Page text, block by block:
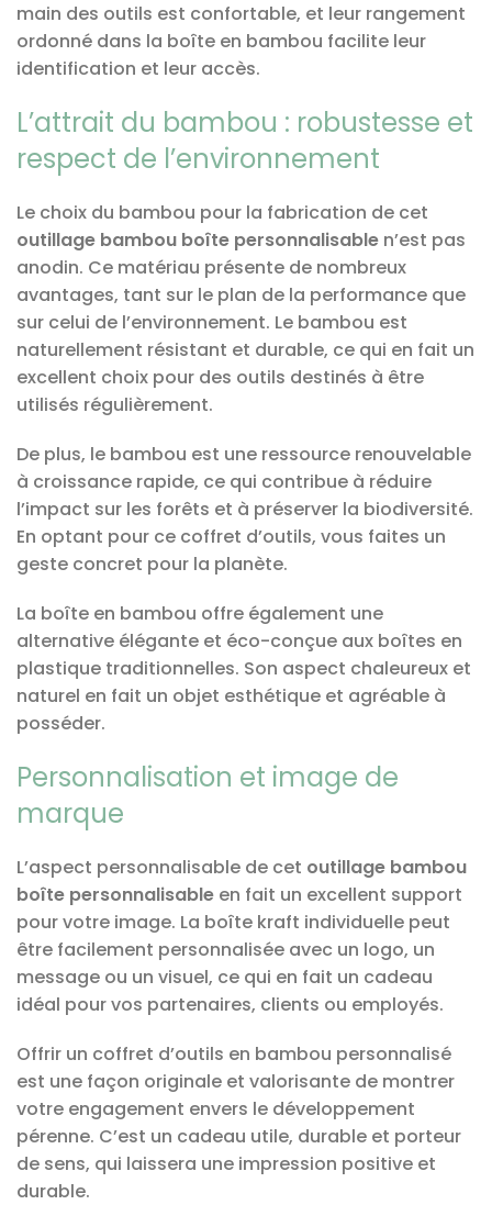
main des outils est confortable, et leur rangement
ordonné dans la boîte en bambou facilite leur
identification et leur accès.
L’attrait du bambou : robustesse et
respect de l’environnement
Le choix du bambou pour la fabrication de cet
outillage bambou boîte personnalisable n’est pas
anodin. Ce matériau présente de nombreux
avantages, tant sur le plan de la performance que
sur celui de l’environnement. Le bambou est
naturellement résistant et durable, ce qui en fait un
excellent choix pour des outils destinés à être
utilisés régulièrement.
De plus, le bambou est une ressource renouvelable
à croissance rapide, ce qui contribue à réduire
l’impact sur les forêts et à préserver la biodiversité.
En optant pour ce coffret d’outils, vous faites un
geste concret pour la planète.
La boîte en bambou offre également une
alternative élégante et éco-conçue aux boîtes en
plastique traditionnelles. Son aspect chaleureux et
naturel en fait un objet esthétique et agréable à
posséder.
Personnalisation et image de
marque
L’aspect personnalisable de cet outillage bambou
boîte personnalisable en fait un excellent support
pour votre image. La boîte kraft individuelle peut
être facilement personnalisée avec un logo, un
message ou un visuel, ce qui en fait un cadeau
idéal pour vos partenaires, clients ou employés.
Offrir un coffret d’outils en bambou personnalisé
est une façon originale et valorisante de montrer
votre engagement envers le développement
pérenne. C’est un cadeau utile, durable et porteur
de sens, qui laissera une impression positive et
durable.